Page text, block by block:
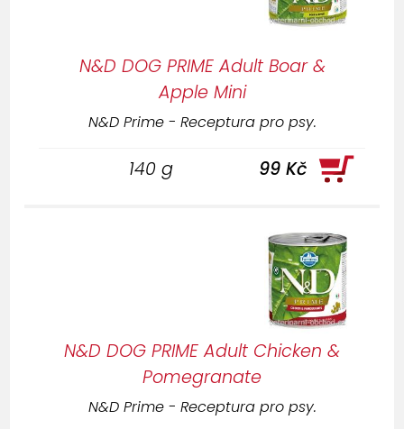
N&D DOG PRIME Adult Boar &
Apple Mini
N&D Prime - Receptura pro psy.
140 g 99 Kč
N&D DOG PRIME Adult Chicken &
Pomegranate
N&D Prime - Receptura pro psy.